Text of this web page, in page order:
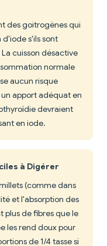
des goitrogènes qui
s'ils sont
cuisson désactive
normale
aucun risque
apport adéquat en
devraient
en iode.
à Digérer
(comme dans
et l'absorption des
plus de fibres que le
les rend doux pour
de 1/4 tasse si